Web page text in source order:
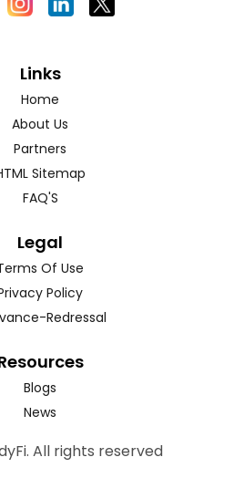
Links
Home
About Us
Partners
Sitemap
FAQ'S
Legal
Of Use
Policy
Redressal
Blogs
News
All rights reserved